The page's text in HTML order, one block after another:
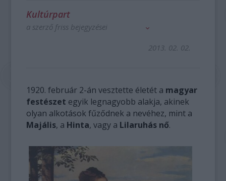
Kultúrpart
a szerző friss bejegyzései
2013. 02. 02.
1920. február 2-án vesztette életét a magyar
festészet egyik legnagyobb alakja, akinek
olyan alkotások fűződnek a nevéhez, mint a
Majális, a Hinta, vagy a Lilaruhás nő.